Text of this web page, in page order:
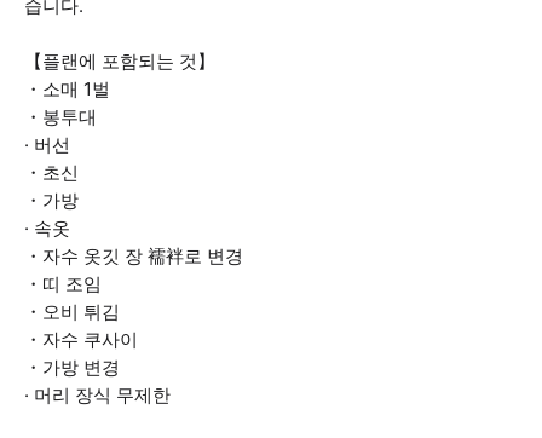
습니다.
【플랜에 포함되는 것】
・소매 1벌
・봉투대
· 버선
・초신
・가방
· 속옷
・자수 옷깃 장 襦袢로 변경
・띠 조임
・오비 튀김
・자수 쿠사이
・가방 변경
· 머리 장식 무제한